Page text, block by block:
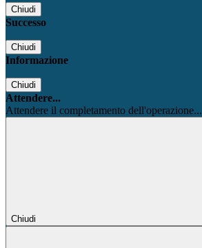
Chiudi
Successo
Chiudi
Informazione
Chiudi
Attendere...
Attendere il completamento dell'operazione...
Chiudi